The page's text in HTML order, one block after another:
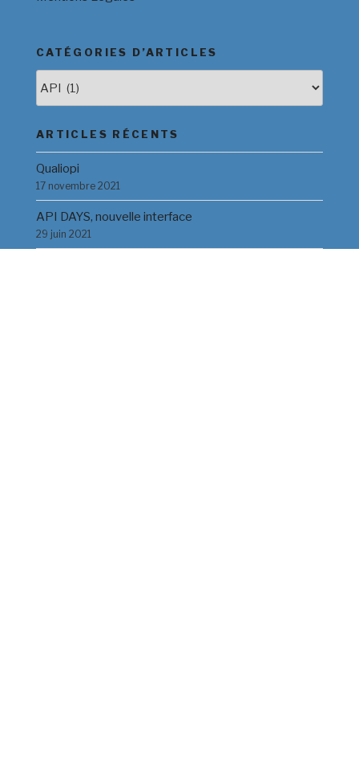
CATÉGORIES D’ARTICLES
d’Articles
ARTICLES RÉCENTS
Qualiopi
17 novembre 2021
API DAYS, nouvelle interface
29 juin 2021